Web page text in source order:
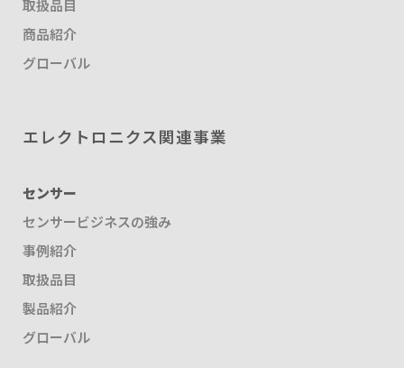
取扱品目
商品紹介
グローバル
エレクトロニクス関連事業
センサー
センサービジネスの強み
事例紹介
取扱品目
製品紹介
グローバル